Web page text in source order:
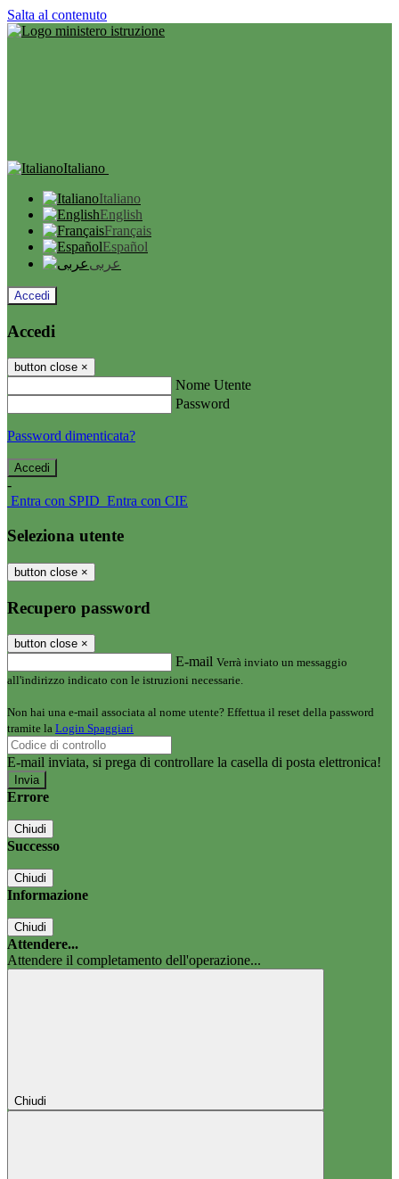
Salta al contenuto
Italiano
Italiano
English
Français
Español
عربى
Accedi
Accedi
button close ×
Nome Utente
Password
Password dimenticata?
-
Entra con SPID Entra con CIE
Seleziona utente
button close ×
Recupero password
button close ×
E-mail Verrà inviato un messaggio
all'indirizzo indicato con le istruzioni necessarie.
Non hai una e-mail associata al nome utente? Effettua il reset della password
tramite la Login Spaggiari
E-mail inviata, si prega di controllare la casella di posta elettronica!
Errore
Chiudi
Successo
Chiudi
Informazione
Chiudi
Attendere...
Attendere il completamento dell'operazione...
Chiudi